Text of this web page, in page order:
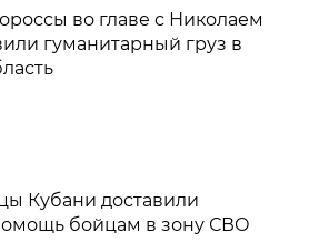
во главе с Николаем
гуманитарный груз в
Кубани доставили
бойцам в зону СВО